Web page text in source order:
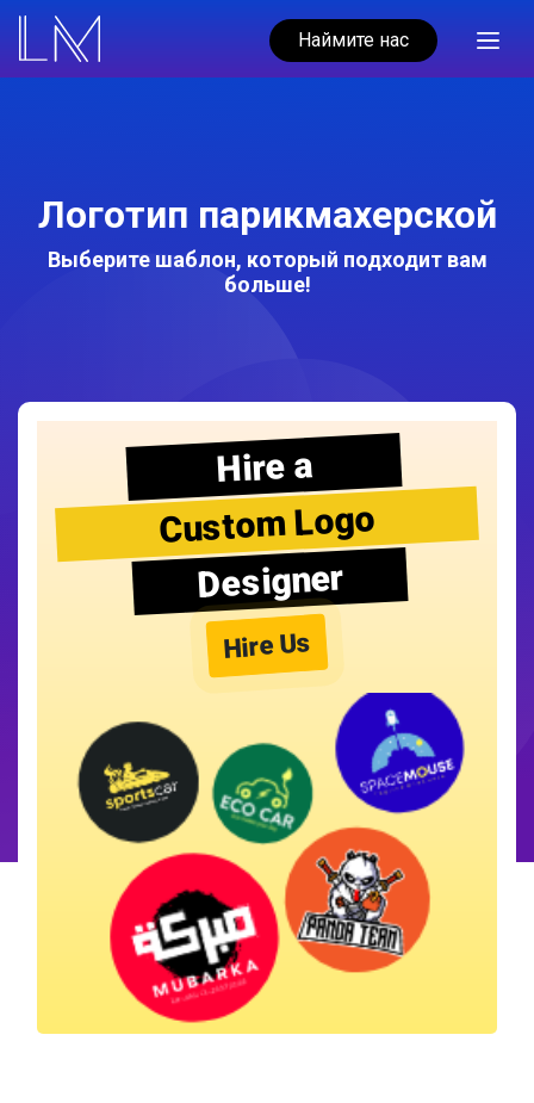
Наймите нас
Логотип парикмахерской
Выберите шаблон, который подходит вам
больше!
Hire a
Custom Logo
Designer
Hire Us